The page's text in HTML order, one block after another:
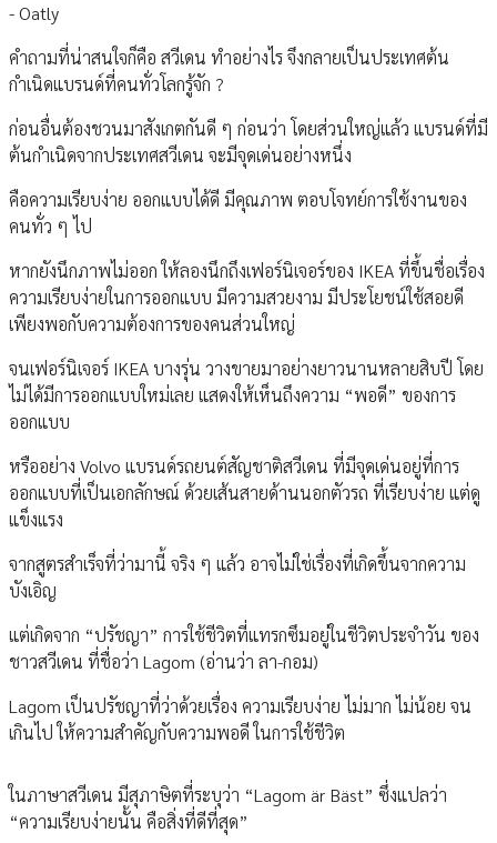
- Oatly
คำถามที่น่าสนใจก็คือ สวีเดน ทำอย่างไร จึงกลายเป็นประเทศต้น
กำเนิดแบรนด์ที่คนทั่วโลกรู้จัก ?
ก่อนอื่นต้องชวนมาสังเกตกันดี ๆ ก่อนว่า โดยส่วนใหญ่แล้ว แบรนด์ที่มี
ต้นกำเนิดจากประเทศสวีเดน จะมีจุดเด่นอย่างหนึ่ง
คือความเรียบง่าย ออกแบบได้ดี มีคุณภาพ ตอบโจทย์การใช้งานของ
คนทั่ว ๆ ไป
หากยังนึกภาพไม่ออก ให้ลองนึกถึงเฟอร์นิเจอร์ของ IKEA ที่ขึ้นชื่อเรื่อง
ความเรียบง่ายในการออกแบบ มีความสวยงาม มีประโยชน์ใช้สอยดี
เพียงพอกับความต้องการของคนส่วนใหญ่
จนเฟอร์นิเจอร์ IKEA บางรุ่น วางขายมาอย่างยาวนานหลายสิบปี โดย
ไม่ได้มีการออกแบบใหม่เลย แสดงให้เห็นถึงความ “พอดี” ของการ
ออกแบบ
หรืออย่าง Volvo แบรนด์รถยนต์สัญชาติสวีเดน ที่มีจุดเด่นอยู่ที่การ
ออกแบบที่เป็นเอกลักษณ์ ด้วยเส้นสายด้านนอกตัวรถ ที่เรียบง่าย แต่ดู
แข็งแรง
จากสูตรสำเร็จที่ว่ามานี้ จริง ๆ แล้ว อาจไม่ใช่เรื่องที่เกิดขึ้นจากความ
บังเอิญ
แต่เกิดจาก “ปรัชญา” การใช้ชีวิตที่แทรกซึมอยู่ในชีวิตประจำวัน ของ
ชาวสวีเดน ที่ชื่อว่า Lagom (อ่านว่า ลา-กอม)
Lagom เป็นปรัชญาที่ว่าด้วยเรื่อง ความเรียบง่าย ไม่มาก ไม่น้อย จน
เกินไป ให้ความสำคัญกับความพอดี ในการใช้ชีวิต
ในภาษาสวีเดน มีสุภาษิตที่ระบุว่า “Lagom är Bäst” ซึ่งแปลว่า
“ความเรียบง่ายนั้น คือสิ่งที่ดีที่สุด”